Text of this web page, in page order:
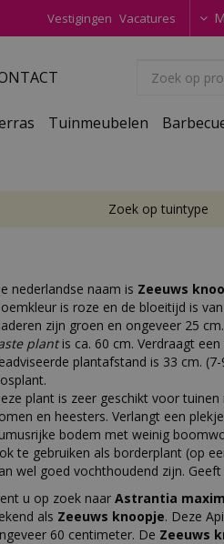
Vestigingen Vacatures
Tuinmeubelen
Zoek op tuintype
nederlandse naam is Zeeuws
is roze en de bloeitijd is
zijn groen en ongeveer 25
plantis ca. 60 cm. Verdraagt
plantafstand is 33 cm.
plant is zeer geschikt voor
en heesters. Verlangt een
bodem met weinig
te gebruiken als borderplant (op
wel goed vochthoudend zijn.
u op zoek naar Astrantia
als Zeeuws knoopje. Deze
60 centimeter. De Zeeuws